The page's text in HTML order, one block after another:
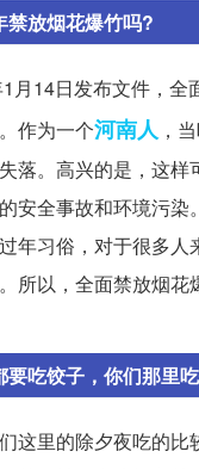
禁放烟花爆竹吗?
月14日发布文件，全
作为一个河南人 ，
落。高兴的是，这样
安全事故和环境污染
年习俗，对于很多人
所以，全面禁放烟花
要吃饺子，你们那里
这里的除夕夜吃的比